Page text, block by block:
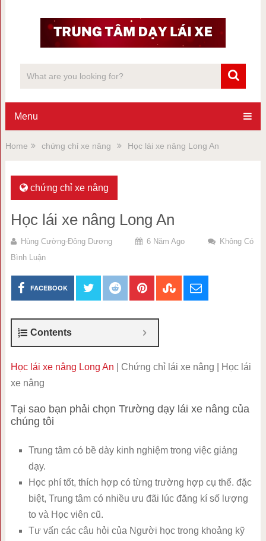
Menu
Home chứng chỉ xe nâng Học lái xe nâng Long An
chứng chỉ xe nâng
Học lái xe nâng Long An
Hùng Cường-Đông Dương 6 Năm Ago
Không Có
Bình Luận
FACEBOOK
Contents
Học lái xe nâng Long An | Chứng chỉ lái xe nâng | Học lái
xe nâng
Tại sao bạn phải chọn Trường dạy lái xe nâng của
chúng tôi
Trung tâm có bề dày kinh nghiệm trong việc giảng
dạy.
Học phí tốt, thích hợp có từng trường hợp cụ thể. đặc
biệt, Trung tâm có nhiều ưu đãi lúc đăng kí số lượng
to và Học viên cũ.
Tư vấn các câu hỏi của Người học trong khoảng kỹ